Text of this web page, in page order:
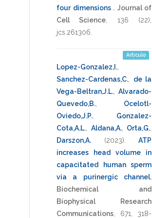
four dimensions . Journal of
Cell Science
136 (22),
jcs.261306
Artículo
Lopez-Gonzalez,I.
Sanchez-Cardenas,C.
de la
Vega-Beltran,J.L.
Alvarado-
Quevedo,B.
Ocelotl-
Oviedo,J.P.
Gonzalez-
Cota,A.L.
Aldana,A., Orta,G.
Darszon,A.
(2023)
ATP
increases head volume in
capacitated human sperm
via a purinergic channel.
Biochemical and
Biophysical Research
Communications
671
318-